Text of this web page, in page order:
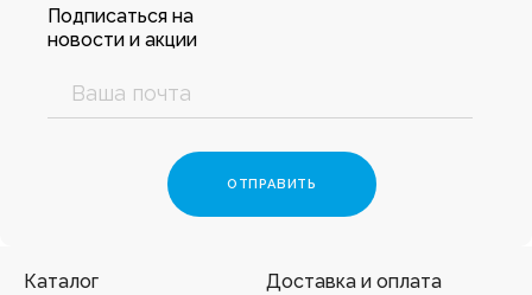
Подписаться на
новости и акции
Каталог Доставка и оплата